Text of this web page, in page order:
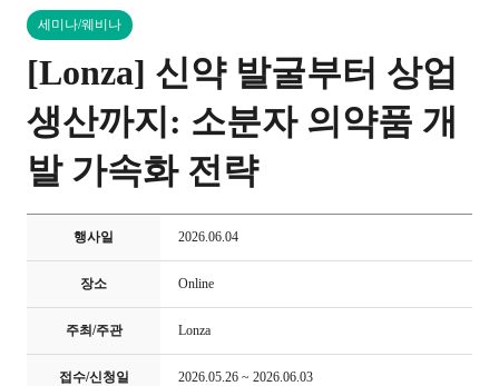
세미나/웨비나
[Lonza] 신약 발굴부터 상업
생산까지: 소분자 의약품 개
발 가속화 전략
행사일 2026.06.04
장소 Online
주최/주관 Lonza
접수/신청일 2026.05.26 ~ 2026.06.03